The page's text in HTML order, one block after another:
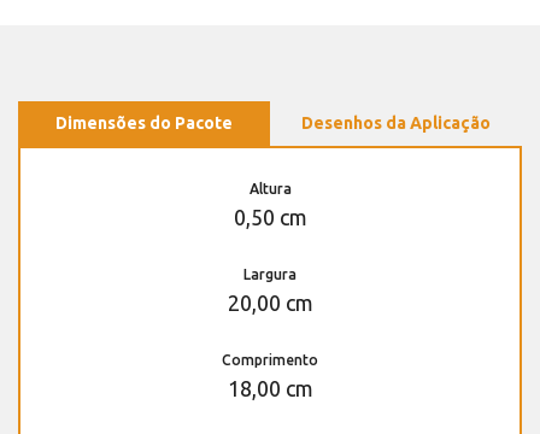
Dimensões do Pacote Desenhos da Aplicação
Altura
0,50 cm
Largura
20,00 cm
Comprimento
18,00 cm